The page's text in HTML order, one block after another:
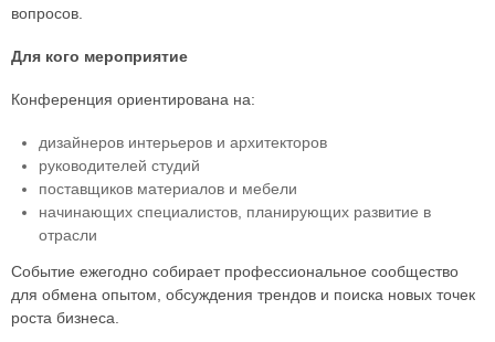
вопросов.
Для кого мероприятие
Конференция ориентирована на:
дизайнеров интерьеров и архитекторов
руководителей студий
поставщиков материалов и мебели
начинающих специалистов, планирующих развитие в
отрасли
Событие ежегодно собирает профессиональное сообщество
для обмена опытом, обсуждения трендов и поиска новых точек
роста бизнеса.